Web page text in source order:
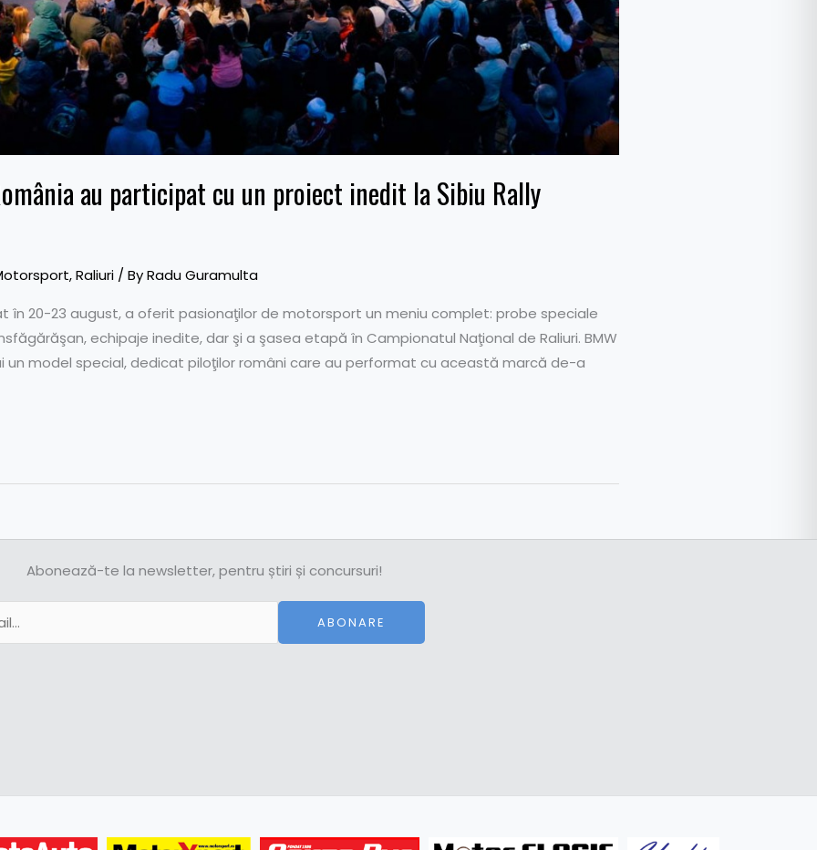
au participat cu un proiect inedit la Sibiu Rally
,Raliuri / ByRadu Guramulta
în 20-23 august, a oferit pasionaţilor de motorsport un meniu complet: probe speciale
echipaje inedite, dar şi a şasea etapă în Campionatul Naţional de Raliuri. BMW
un model special, dedicat piloţilor români care au performat cu această marcă de-a
Abonează-te la newsletter, pentru știri și concursuri!
ABONARE